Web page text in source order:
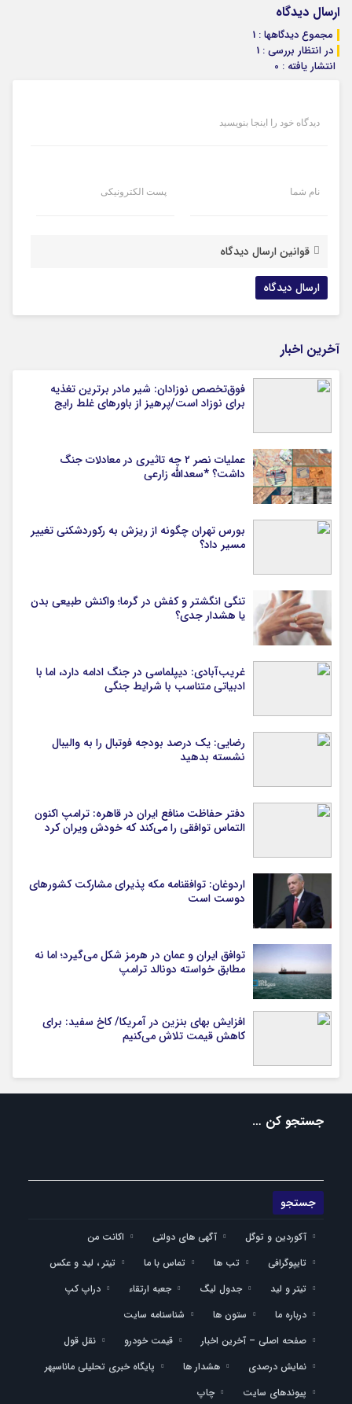
ارسال دیدگاه
مجموع دیدگاهها : 1
در انتظار بررسی : 1
انتشار یافته : 0
دیدگاه خود را اینجا بنویسید
نام شما پست الکترونیکی
قوانین ارسال دیدگاه
آخرین اخبار
فوق‌تخصص نوزادان: شیر مادر برترین تغذیه
برای نوزاد است/پرهیز از باورهای غلط رایج
عملیات نصر ۲ چه تاثیری در معادلات جنگ
داشت؟ *سعدالله زارعی
بورس تهران چگونه از ریزش به رکوردشکنی تغییر
مسیر داد؟
تنگی انگشتر و کفش در گرما؛ واکنش طبیعی بدن
یا هشدار جدی؟
غریب‌آبادی: دیپلماسی در جنگ ادامه دارد، اما با
ادبیاتی متناسب با شرایط جنگی
رضایی: یک درصد بودجه فوتبال را به والیبال
نشسته بدهید
دفتر حفاظت منافع ایران در قاهره: ترامپ اکنون
التماس توافقی را می‌کند که خودش ویران کرد
اردوغان: توافقنامه مکه پذیرای مشارکت کشورهای
دوست است
توافق ایران و عمان در هرمز شکل می‌گیرد؛ اما نه
مطابق خواسته دونالد ترامپ
افزایش بهای بنزین در آمریکا/ کاخ سفید: برای
کاهش قیمت تلاش می‌کنیم
جستجو کن …
آکوردین و توگل آگهی های دولتی
اکانت من
تایپوگرافی
تب ها تماس با ما
تیتر ، لید و عکس
تیتر و لید
جدول لیگ جعبه ارتقاء
دراپ کپ
درباره ما
ستون ها
شناسنامه سایت
صفحه اصلی – آخرین اخبار
قیمت خودرو
نقل قول
نمایش درصدی
هشدار ها
پایگاه خبری تحلیلی ماناسپهر
پیوندهای سایت
چاپ